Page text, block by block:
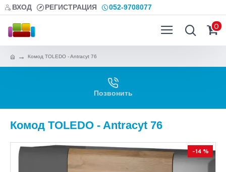
ВХОД РЕГИСТРАЦИЯ 052-9708077
0
Комод TOLEDO - Antracyt 76
Позвонить
Комод TOLEDO - Antracyt 76
-14 %